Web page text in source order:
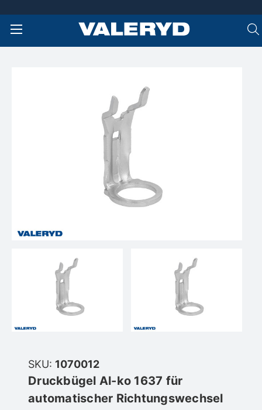
SKU: 1070012
Druckbügel Al-ko 1637 für
automatischer Richtungswechsel